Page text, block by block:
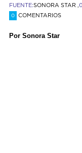
FUENTE:SONORA STAR ,
0 COMENTARIOS
Por Sonora Star